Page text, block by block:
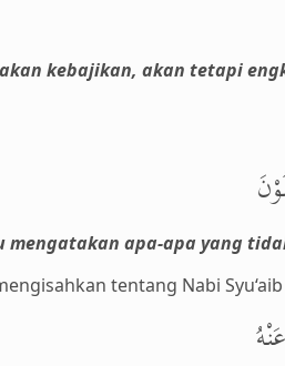
kebajikan, akan tetapi
apa-apa yang
tentang Nabi Syu‘aib